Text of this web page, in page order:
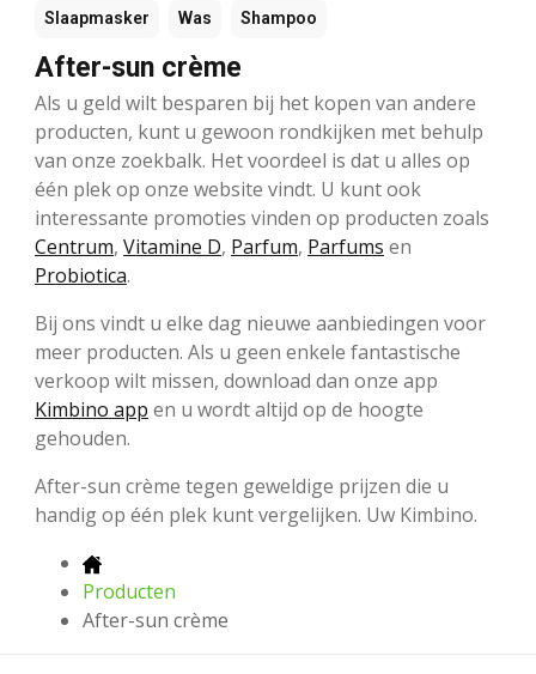
Slaapmasker Was Shampoo
After-sun crème
Als u geld wilt besparen bij het kopen van andere
producten, kunt u gewoon rondkijken met behulp
van onze zoekbalk. Het voordeel is dat u alles op
één plek op onze website vindt. U kunt ook
interessante promoties vinden op producten zoals
Centrum, Vitamine D, Parfum, Parfums en
Probiotica.
Bij ons vindt u elke dag nieuwe aanbiedingen voor
meer producten. Als u geen enkele fantastische
verkoop wilt missen, download dan onze app
Kimbino app en u wordt altijd op de hoogte
gehouden.
After-sun crème tegen geweldige prijzen die u
handig op één plek kunt vergelijken. Uw Kimbino.
Producten
After-sun crème